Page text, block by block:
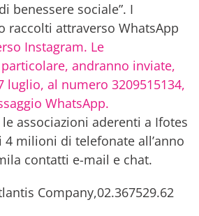
benessere sociale”. I
raccolti attraverso WhatsApp
Instagram. Le
andranno inviate,
luglio, al numero 3209515134,
WhatsApp.
associazioni aderenti a Ifotes
milioni di telefonate all’anno
contatti e-mail e chat.
Company,02.367529.62